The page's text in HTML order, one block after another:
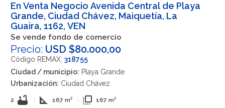
En Venta Negocio Avenida Central de Playa
Grande, Ciudad Chávez, Maiquetía, La
Guaira, 1162, VEN
Se vende fondo de comercio
Precio: USD $80.000,00
Código REMAX: 318755
Ciudad / municipio: Playa Grande
Urbanización: Ciudad Chávez
2 bathtub square_foot 167 m² flip_to_front 167 m²